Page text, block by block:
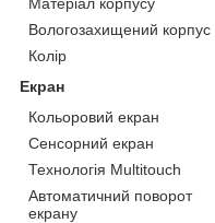
Вологозахищений корпус
Колір
Екран
Кольоровий екран
Сенсорний екран
Технологія Multitouch
Автоматичний поворот
екрану